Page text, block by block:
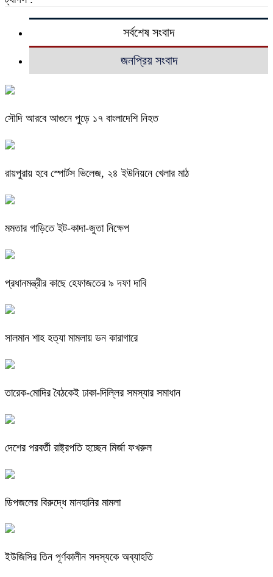
সর্বশেষ সংবাদ
জনপ্রিয় সংবাদ
সৌদি আরবে আগুনে পুড়ে ১৭ বাংলাদেশি নিহত
রায়পুরায় হবে স্পোর্টস ভিলেজ, ২৪ ইউনিয়নে খেলার মাঠ
মমতার গাড়িতে ইট-কাদা-জুতা নিক্ষেপ
প্রধানমন্ত্রীর কাছে হেফাজতের ৯ দফা দাবি
সালমান শাহ হত্যা মামলায় ডন কারাগারে
তারেক-মোদির বৈঠকেই ঢাকা-দিল্লির সমস্যার সমাধান
দেশের পরবর্তী রাষ্ট্রপতি হচ্ছেন মির্জা ফখরুল
ডিপজলের বিরুদ্ধে মানহানির মামলা
ইউজিসির তিন পূর্ণকালীন সদস্যকে অব্যাহতি